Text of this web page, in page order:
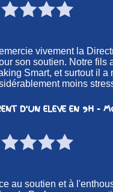
vivement la
son soutien. Notre fils
Smart, et surtout il
moins
D'UN ELEVE EN 9H -
au soutien et à